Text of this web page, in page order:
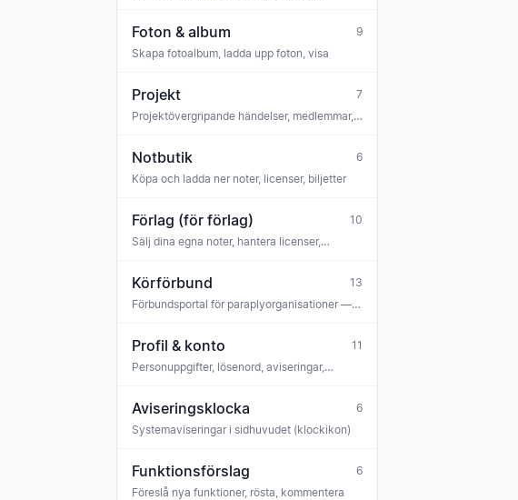
Foton & album
9
Skapa fotoalbum, ladda upp foton, visa
Projekt
7
Projektövergripande händelser, medlemmar,
Notbutik
6
Köpa och ladda ner noter, licenser, biljetter
Förlag (för förlag)
10
Sälj dina egna noter, hantera licenser,
Körförbund
13
Förbundsportal för paraplyorganisationer —
Profil & konto
11
Personuppgifter, lösenord, aviseringar,
Aviseringsklocka
6
Systemaviseringar i sidhuvudet (klockikon)
Funktionsförslag
6
Föreslå nya funktioner, rösta, kommentera